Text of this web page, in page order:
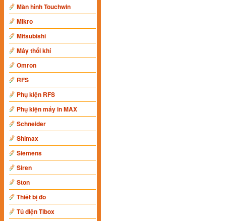
Màn hình Touchwin
Mikro
Mitsubishi
Máy thổi khí
Omron
RFS
Phụ kiện RFS
Phụ kiện máy in MAX
Schneider
Shimax
Siemens
Siren
Ston
Thiết bị đo
Tủ điện Tibox